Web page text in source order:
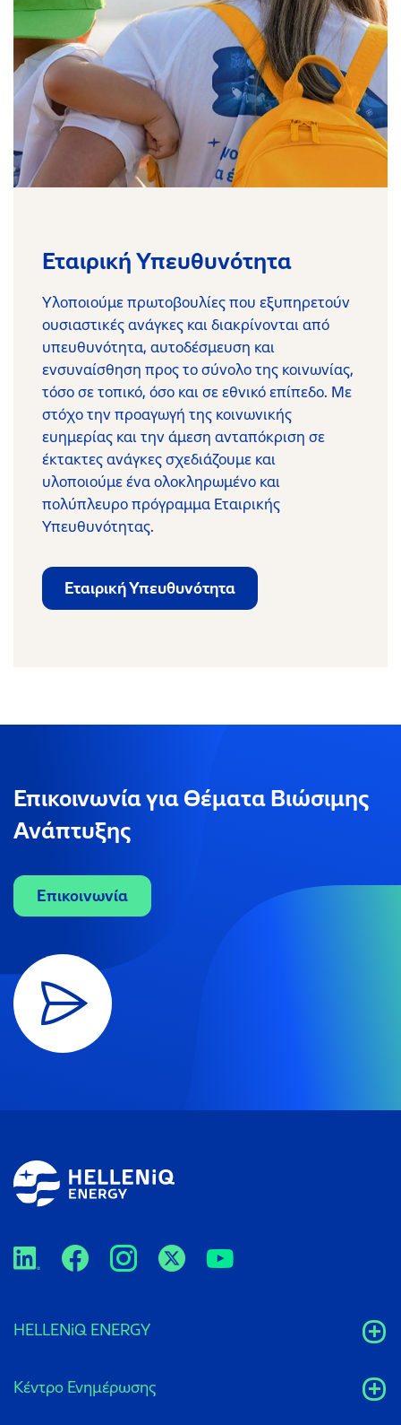
Εταιρική Υπευθυνότητα
Υλοποιούμε πρωτοβουλίες που εξυπηρετούν
ουσιαστικές ανάγκες και διακρίνονται από
υπευθυνότητα, αυτοδέσμευση και
ενσυναίσθηση προς το σύνολο της κοινωνίας,
τόσο σε τοπικό, όσο και σε εθνικό επίπεδο. Mε
στόχο την προαγωγή της κοινωνικής
ευημερίας και την άμεση ανταπόκριση σε
έκτακτες ανάγκες σχεδιάζουμε και
υλοποιούμε ένα ολοκληρωμένο και
πολύπλευρο πρόγραμμα Εταιρικής
Υπευθυνότητας.
Εταιρική Υπευθυνότητα
Επικοινωνία για Θέματα Βιώσιμης
Ανάπτυξης
Επικοινωνία
HELLENiQ ENERGY
Κέντρο Ενημέρωσης